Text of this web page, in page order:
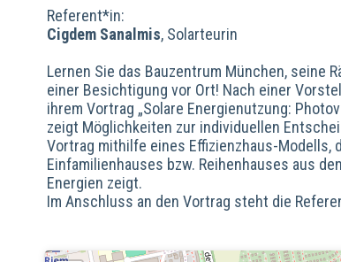
Referent*in:
Cigdem Sanalmis, Solarteurin
Lernen Sie das Bauzentrum München, seine
einer Besichtigung vor Ort! Nach einer
ihrem Vortrag „Solare Energienutzung:
zeigt Möglichkeiten zur individuellen
Vortrag mithilfe eines Effizienzhaus-
Einfamilienhauses bzw. Reihenhauses aus
Energien zeigt.
Im Anschluss an den Vortrag steht die